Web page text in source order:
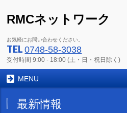
RMCネットワーク
お気軽にお問い合わせください。
TEL0748-58-3038
受付時間 9:00 - 18:00 (土・日・祝日除く)
MENU
最新情報